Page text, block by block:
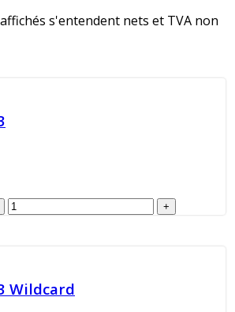
s'entendent nets et TVA non
Wildcard